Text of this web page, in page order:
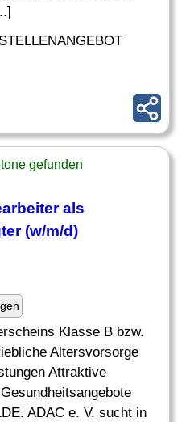
gefunden
als
(w/m/d)
Klasse B bzw.
Altersvorsorge
Attraktive
ADAC e. V. sucht in